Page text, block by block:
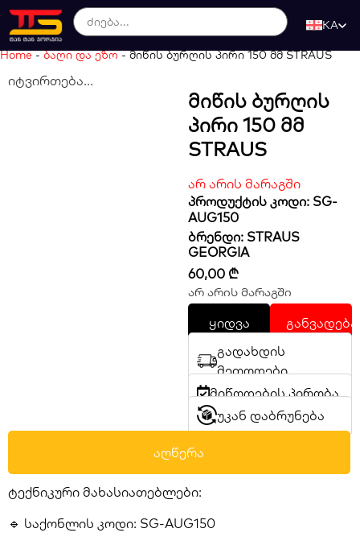
KA
Home-ბაღი და ეზო-მიწის ბურღის პირი 150 მმ STRAUS
იტვირთება...
Მიწის Ბურღის
Პირი 150 Მმ
STRAUS
არ არის მარაგში
პროდუქტის კოდი: SG-
AUG150
ბრენდი: STRAUS
GEORGIA
60,00 ₾
არ არის მარაგში
ყიდვა
განვადება
გადახდის
მეთოდები
მიწოდების პირობა
უკან დაბრუნება
აღწერა
ტექნიკური მახასიათებლები:
🔹 საქონლის კოდი: SG-AUG150